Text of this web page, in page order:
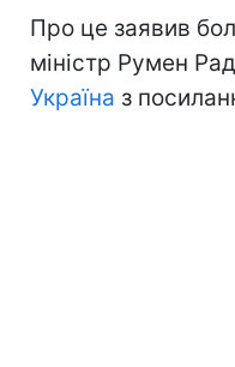
Про це заявив
міністр Румен
Україна з